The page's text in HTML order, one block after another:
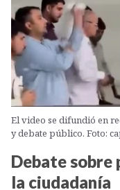
El video se difundió en
y debate público. Foto:
Debate sobre
la ciudadanía